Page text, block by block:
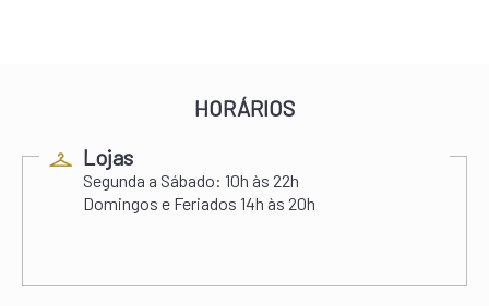
HORÁRIOS
Lojas
Segunda a Sábado: 10h às 22h
Domingos e Feriados 14h às 20h